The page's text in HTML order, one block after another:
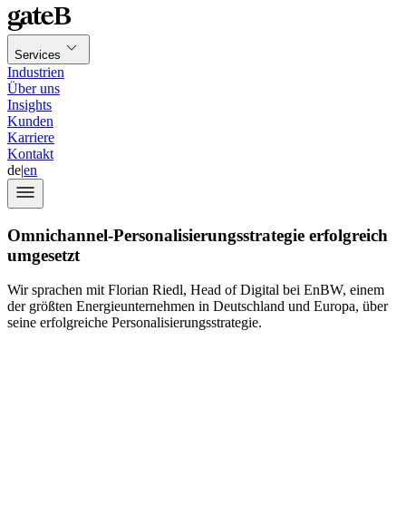
Services
Industrien
Über uns
Insights
Kunden
Karriere
Kontakt
de|en
Omnichannel-Personalisierungsstrategie erfolgreich
umgesetzt
Wir sprachen mit Florian Riedl, Head of Digital bei EnBW, einem
der größten Energieunternehmen in Deutschland und Europa, über
seine erfolgreiche Personalisierungsstrategie.